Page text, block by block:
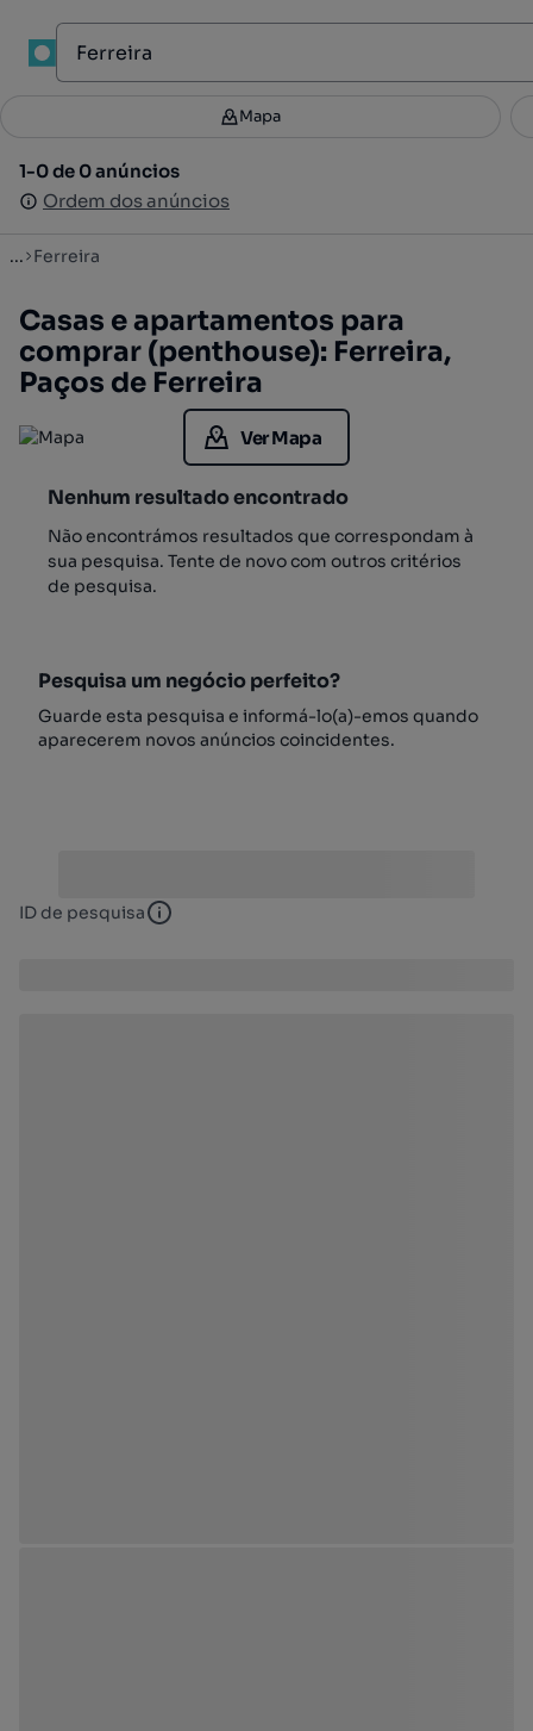
Filtros 2
1-0 de 0 anúncios
Ordem dos anúncios
Mapa
1-0 de 0 anúncios
Ordem dos anúncios
... Ferreira
Casas e apartamentos para
comprar (penthouse): Ferreira,
Paços de Ferreira
Ver Mapa
Nenhum resultado encontrado
Não encontrámos resultados que correspondam à
sua pesquisa. Tente de novo com outros critérios
de pesquisa.
Pesquisa um negócio perfeito?
Guarde esta pesquisa e informá-lo(a)-emos quando
aparecerem novos anúncios coincidentes.
ID de pesquisa ID de pesquisa